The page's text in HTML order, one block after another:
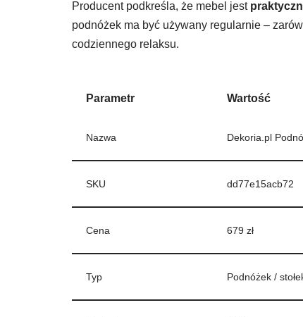
Producent podkreśla, że mebel jest
podnóżek ma być używany regularnie –
codziennego relaksu.
Parametr Wartość
Nazwa Dekoria.pl
SKU dd77e15acb72
Cena 679 zł
Typ Podnóżek /